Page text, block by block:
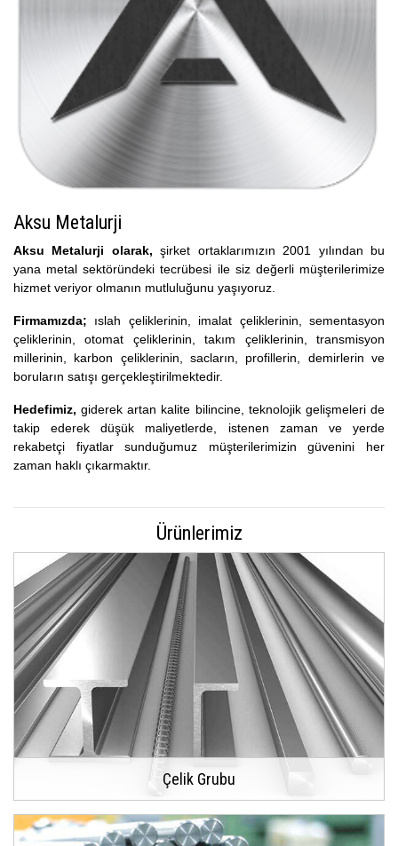
Aksu Metalurji
Aksu Metalurji olarak, şirket ortaklarımızın 2001 yılından bu
yana metal sektöründeki tecrübesi ile siz değerli müşterilerimize
hizmet veriyor olmanın mutluluğunu yaşıyoruz.
Firmamızda; ıslah çeliklerinin, imalat çeliklerinin, sementasyon
çeliklerinin, otomat çeliklerinin, takım çeliklerinin, transmisyon
millerinin, karbon çeliklerinin, sacların, profillerin, demirlerin ve
boruların satışı gerçekleştirilmektedir.
Hedefimiz, giderek artan kalite bilincine, teknolojik gelişmeleri de
takip ederek düşük maliyetlerde, istenen zaman ve yerde
rekabetçi fiyatlar sunduğumuz müşterilerimizin güvenini her
zaman haklı çıkarmaktır.
Ürünlerimiz
Çelik Grubu